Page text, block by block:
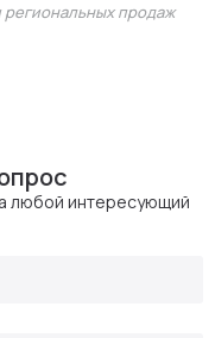
продаж
любой интересующий